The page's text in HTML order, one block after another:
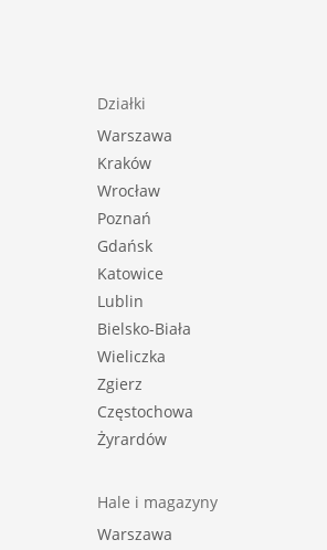
Działki
Warszawa
Kraków
Wrocław
Poznań
Gdańsk
Katowice
Lublin
Bielsko-Biała
Wieliczka
Zgierz
Częstochowa
Żyrardów
Hale i magazyny
Warszawa